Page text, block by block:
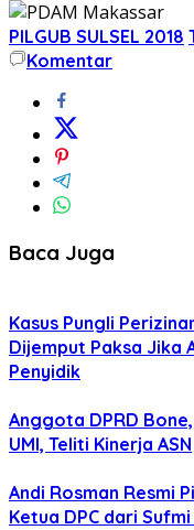
PILGUB SULSEL 2018
Komentar
Baca Juga
Kasus Pungli
Dijemput Paksa Jika
Penyidik
Anggota DPRD
UMI, Teliti Kinerja ASN
Andi Rosman Resmi
Ketua DPC dari